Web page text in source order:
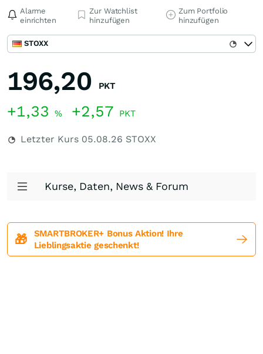
Alarme
einrichten
Zur Watchlist
hinzufügen
Zum Portfolio
hinzufügen
STOXX
196,20 PKT
+1,33 % +2,57 PKT
Letzter Kurs 05.08.26 STOXX
Kurse, Daten, News & Forum
🎁
SMARTBROKER+ Bonus Aktion! Ihre
Lieblingsaktie geschenkt!